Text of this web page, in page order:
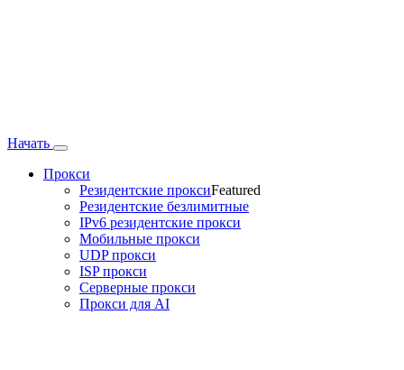
Начать
Прокси
Резидентские проксиFeatured
Резидентские безлимитные
IPv6 резидентские прокси
Мобильные прокси
UDP прокси
ISP прокси
Серверные прокси
Прокси для AI